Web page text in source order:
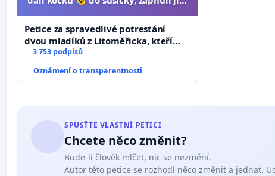
Petice za spravedlivé potrestání
dvou mladíků z Litoměřicka, kteří
dali kočku 😿 do sušičky, zapnuli ji a
3 753 podpisů
Oznámení o transparentnosti
SPUSŤTE VLASTNÍ PETICI
Chcete něco změnit?
Bude-li člověk mlčet, nic se nezmění.
Autor této petice se rozhodl něco změnit a jednat.